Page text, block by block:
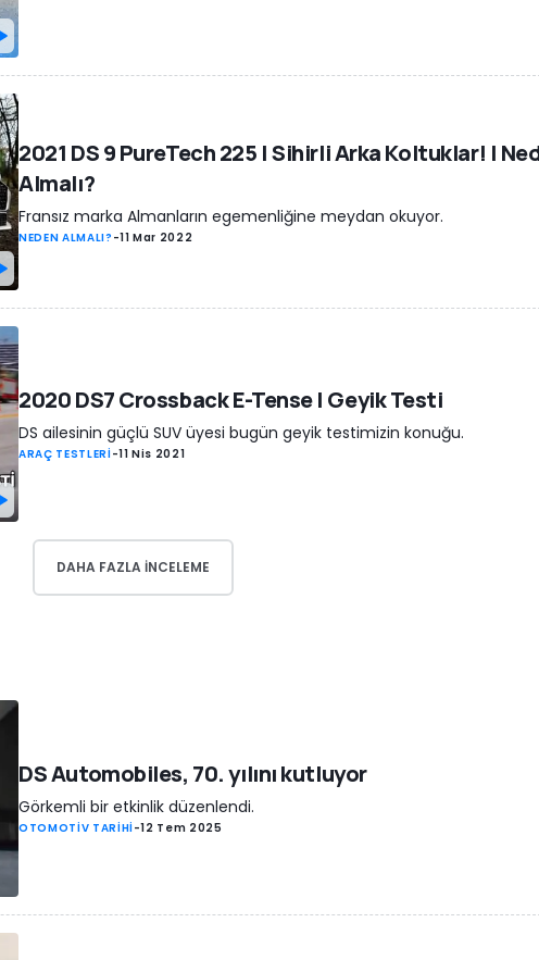
2021 DS 9 PureTech 225 | Sihirli Arka Koltuklar! |
Almalı?
Fransız marka Almanların egemenliğine meydan okuyor.
NEDEN ALMALI? -11 Mar 2022
2020 DS7 Crossback E-Tense | Geyik Testi
DS ailesinin güçlü SUV üyesi bugün geyik testimizin konuğu.
ARAÇ TESTLERİ-11 Nis 2021
DAHA FAZLA INCELEME
DS Automobiles, 70. yılını kutluyor
Görkemli bir etkinlik düzenlendi.
OTOMOTİV TARİHİ-12 Tem 2025